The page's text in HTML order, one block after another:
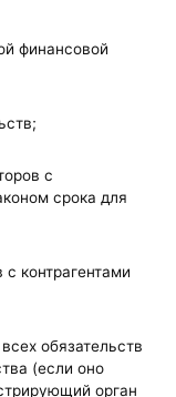
финансовой
с
срока для
контрагентами
обязательств
(если оно
орган